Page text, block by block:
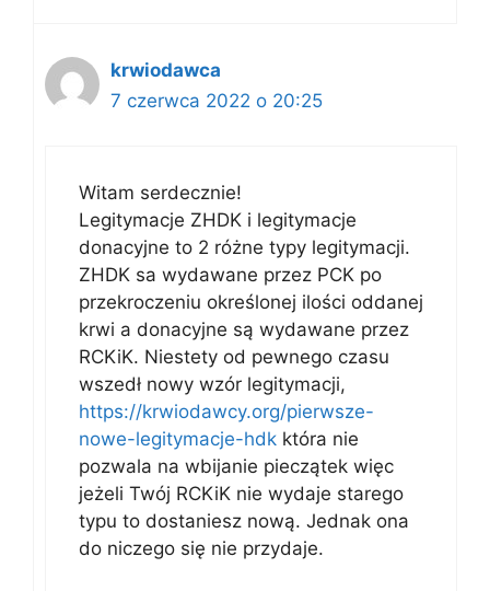
krwiodawca
7 czerwca 2022 o 20:25
Witam serdecznie!
Legitymacje ZHDK i legitymacje
donacyjne to 2 różne typy legitymacji.
ZHDK sa wydawane przez PCK po
przekroczeniu określonej ilości oddanej
krwi a donacyjne są wydawane przez
RCKiK. Niestety od pewnego czasu
wszedł nowy wzór legitymacji,
https://krwiodawcy.org/pierwsze-
nowe-legitymacje-hdk która nie
pozwala na wbijanie pieczątek więc
jeżeli Twój RCKiK nie wydaje starego
typu to dostaniesz nową. Jednak ona
do niczego się nie przydaje.